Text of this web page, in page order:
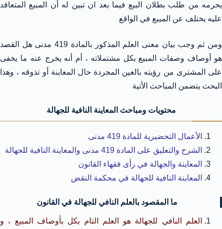
يحرمه من طلب بطلان البيع فيما بعد ان تبين له أن المبيع المتعاقد
عليه يختلف عن المبيع في الواقع
ومن ثم وجب بيان معنى العلم المذكور بالمادة 419 مدنى هل القصد
هو أوصاف وصفات المبيع بكل مشتملاته ، أم أنه يخرج عنه ما يخفى
على المشترى من رؤيته بالعين المجردة حال المعاينة أو تذوقه ، وهذا
البحث يتضمن المباحث الأتية
محتويات ومباحث المعاينة النافية للجهالة
الأعمال التحضيرية للمادة 419 مدنى
الشرح والتعليق على المادة 419 مدنى والمعاينة النافية للجهالة
المعاينة والجهالة في رأى فقهاء القانون
المعاينة النافية للجهالة في محكمة النقض
ما المقصود بالعلم النافي للجهالة في القانون
العلم النافي للجهالة هو العلم التام بكل بأوصاف المبيع ، و